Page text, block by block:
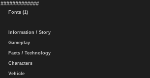
#############
Fonts (1)
Information / Story
Gameplay
Facts / Technology
Characters
Vehicle